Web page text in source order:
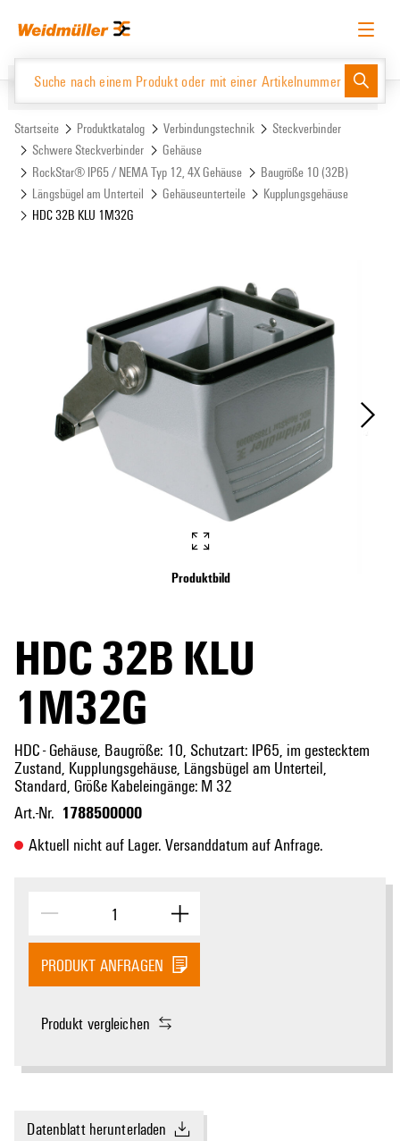
Inhalt
Navigationsmenü
Deutsch Login anfordern Anmelden
Website Support Center easyConnect
Produktkatalog
Startseite Produktkatalog Verbindungstechnik
Steckverbinder
Schwere Steckverbinder
Gehäuse
RockStar® IP65 / NEMA Typ 12, 4X Gehäuse
Baugröße 10 (32B)
Längsbügel am Unterteil
Gehäuseunterteile
Kupplungsgehäuse
HDC 32B KLU 1M32G
Produktbild
HDC 32B KLU
1M32G
HDC - Gehäuse, Baugröße: 10, Schutzart: IP65, im gestecktem
Zustand, Kupplungsgehäuse, Längsbügel am Unterteil,
Standard, Größe Kabeleingänge: M 32
Art.-Nr. 1788500000
Aktuell nicht auf Lager. Versanddatum auf Anfrage.
PRODUKT ANFRAGEN
Produkt vergleichen
Datenblatt herunterladen